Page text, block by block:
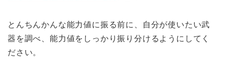
とんちんかんな能力値に振る前に、自分が使いたい武
器を調べ、能力値をしっかり振り分けるようにしてく
ださい。